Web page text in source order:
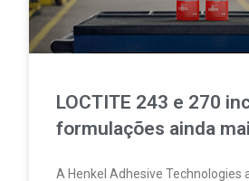
LOCTITE 243 e 270
formulações ainda
A Henkel Adhesive Technologies